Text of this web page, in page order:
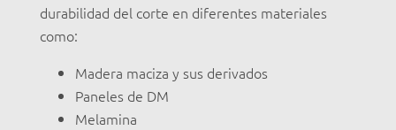
durabilidad del corte en diferentes materiales
como:
Madera maciza y sus derivados
Paneles de DM
Melamina